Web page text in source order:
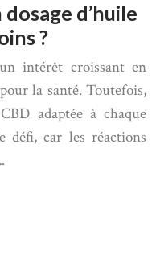
d’huile
?
intérêt croissant en
la santé. Toutefois,
adaptée à chaque
défi, car les réactions